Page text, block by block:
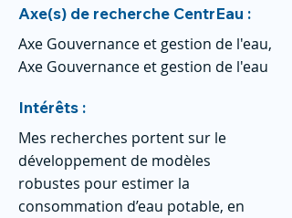
Axe(s) de recherche CentrEau :
Axe Gouvernance et gestion de l'eau,
Axe Gouvernance et gestion de l'eau
Intérêts :
Mes recherches portent sur le
développement de modèles
robustes pour estimer la
consommation d’eau potable, en